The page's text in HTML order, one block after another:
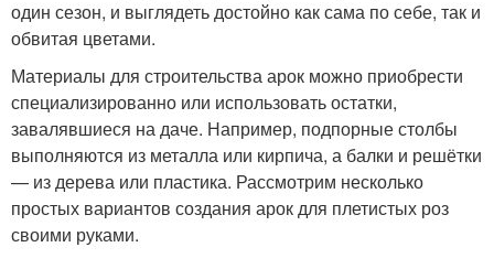
один сезон, и выглядеть достойно как сама по себе, так и
обвитая цветами.
Материалы для строительства арок можно приобрести
специализированно или использовать остатки,
завалявшиеся на даче. Например, подпорные столбы
выполняются из металла или кирпича, а балки и решётки
— из дерева или пластика. Рассмотрим несколько
простых вариантов создания арок для плетистых роз
своими руками.